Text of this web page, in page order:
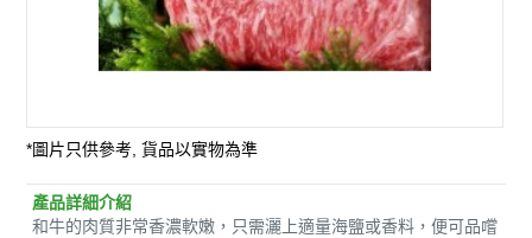
*圖片只供參考, 貨品以實物為準
產品詳細介紹
和牛的肉質非常香濃軟嫩，只需灑上適量海鹽或香料，便可品嚐